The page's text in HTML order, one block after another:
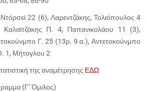
22 (6), Λαρεντζάκης, Τολιόπουλος 4
Π. 4, Παπανικολάου 11 (3),
Γ. 25 (13ρ. 9 α.), Αντετοκούνμπο
1, Μήτογλου 2
της αναμέτρησης ΕΔΩ
(Γ’ Όμιλος)